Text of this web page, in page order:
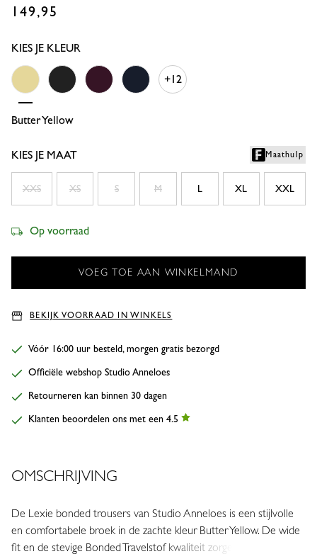
149,95
KIES JE KLEUR
Butter Yellow
Black
+12
KIES JE MAAT Maathulp
XXS XS S M L XL XXL
Op voorraad
BEKIJK VOORRAAD IN WINKELS
Vóór 16:00 uur besteld, morgen gratis bezorgd
Officiële webshop Studio Anneloes
Retourneren kan binnen 30 dagen
Klanten beoordelen ons met een 4.5
OMSCHRIJVING
De Lexie bonded trousers van Studio Anneloes is een stijlvolle
en comfortabele broek in de zachte kleur Butter Yellow. De wide
fit en de stevige Bonded Travelstof kwaliteit zorgen voor een